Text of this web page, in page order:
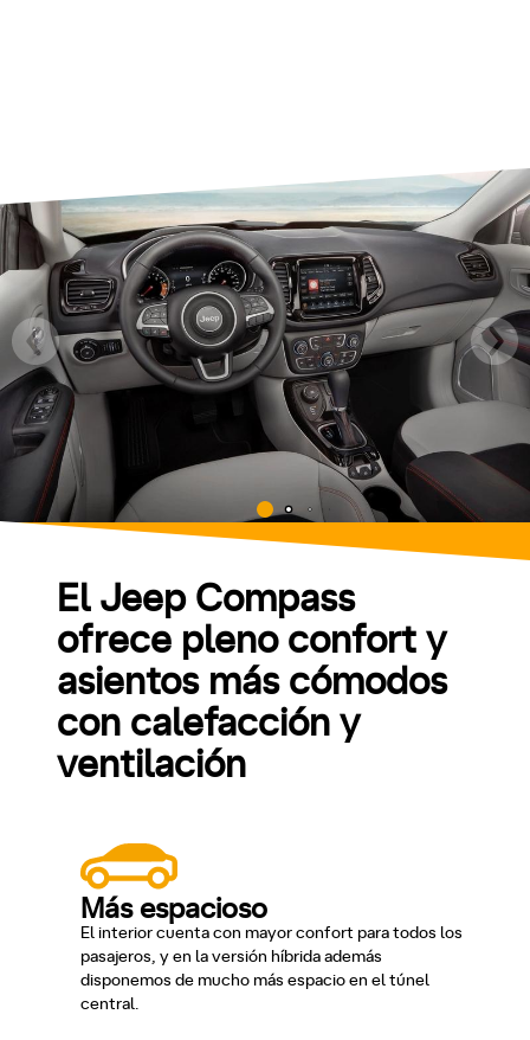
El Jeep Compass
ofrece pleno confort y
asientos más cómodos
con calefacción y
ventilación
Más espacioso
El interior cuenta con mayor confort para todos los
pasajeros, y en la versión híbrida además
disponemos de mucho más espacio en el túnel
central.